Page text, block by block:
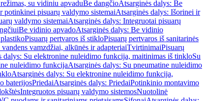
su vidiniu apvaduBe dangčioAtsarginės dalys: Be
potinkinei pisuarų valdymo sistemaiAtsarginės dalys: Išorinei ir
valdymo sistemaiAtsarginės dalys: Integruotai pisuarų
Be vidinio apvadoAtsarginės dalys: Be vidinio
Pisuarų pertvaros iš stikloPisuarų pertvaros iš sanitarinės
vamzdžiai, alkūnės ir adapteriaiTvirtinimaiPisuarų
dalys: Su elektronine nuleidimo funkcija, maitinimas iš tinkloSu
nuleidimo funkcijaAtsarginės dalys: Su pneumatine nuleidimo
Atsarginės dalys: Su elektronine nuleidimo funkcija,
baterijosPriedaiAtsarginės dalys: PriedaiPotinkinio montavimo
Integruotos pisuarų valdymo sistemosNuotolinė